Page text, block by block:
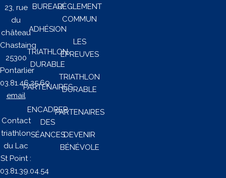
23, rue
du
château
Chastaing
25300
Pontarlier
03.81.46.25.69
email
Contact
triathlon
du Lac
St Point :
03.81.39.04.54
BUREAU
ADHÉSION
TRIATHLON
DURABLE
PARTENAIRES
ENCADRER
DES
SÉANCES
RÈGLEMENT
COMMUN
LES
ÉPREUVES
TRIATHLON
DURABLE
PARTENAIRES
DEVENIR
BÉNÉVOLE